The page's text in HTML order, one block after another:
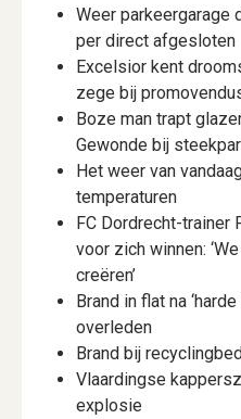
Weer parkeergarage
per direct afgesloten
Excelsior kent
zege bij
Boze man trapt
Gewonde bij
Het weer van
temperaturen
FC Dordrecht-trainer
voor zich winnen:
creëren’
Brand in flat na
overleden
Brand bij
Vlaardingse
explosie